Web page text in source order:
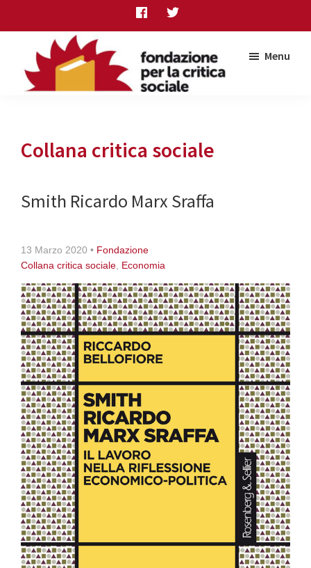
to
content
to
primary
sidebar
to
critica
sociale
Menu
Collana critica sociale
Smith Ricardo Marx Sraffa
13 Marzo 2020 • Fondazione
Collana critica sociale Economia